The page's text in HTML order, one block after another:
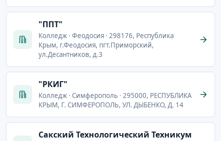
"ППТ"
Колледж · Феодосия · 298176, Республика
Крым, г.Феодосия, пгт.Приморский,
ул.Десантников, д.3
"РКИГ"
Колледж · Симферополь · 295000, РЕСПУБЛИКА
КРЫМ, Г. СИМФЕРОПОЛЬ, УЛ. ДЫБЕНКО, Д. 14
Сакский Технологический Техникум